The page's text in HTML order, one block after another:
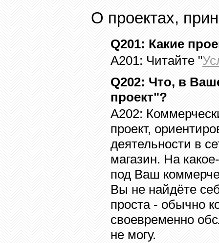
О проектах,
Q201: Какие
A201: Читайте "
Q202: Что, в
проект"?
A202:
проект,
деятельности в
магазин. На
под Ваш
Вы не найдёте
проста - обычно
своевременно
не могу.